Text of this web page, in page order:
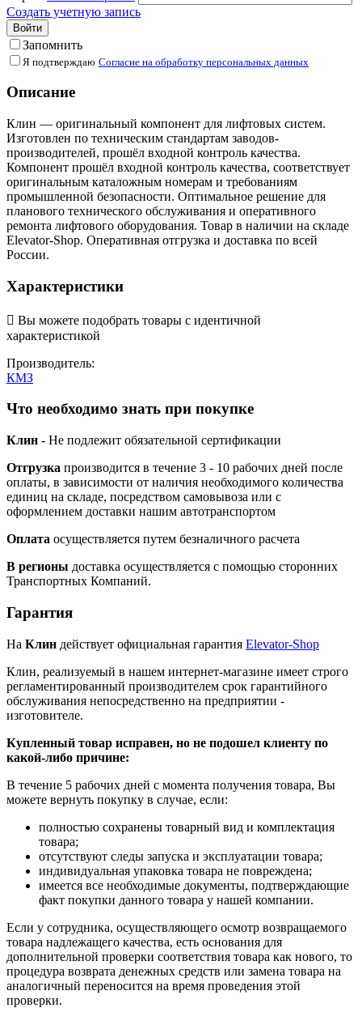
Создать учетную запись
Войти
Запомнить
Я подтверждаю Согласие на обработку персональных данных
Описание
Клин — оригинальный компонент для лифтовых систем.
Изготовлен по техническим стандартам заводов-
производителей, прошёл входной контроль качества.
Компонент прошёл входной контроль качества, соответствует
оригинальным каталожным номерам и требованиям
промышленной безопасности. Оптимальное решение для
планового технического обслуживания и оперативного
ремонта лифтового оборудования. Товар в наличии на складе
Elevator-Shop. Оперативная отгрузка и доставка по всей
России.
Характеристики
 Вы можете подобрать товары с идентичной
характеристикой
Производитель:
КМЗ
Что необходимо знать при покупке
Клин - Не подлежит обязательной сертификации
Отгрузка производится в течение 3 - 10 рабочих дней после
оплаты, в зависимости от наличия необходимого количества
единиц на складе, посредством самовывоза или с
оформлением доставки нашим автотранспортом
Оплата осуществляется путем безналичного расчета
В регионы доставка осуществляется с помощью сторонних
Транспортных Компаний.
Гарантия
На Клин действует официальная гарантия Elevator-Shop
Клин, реализуемый в нашем интернет-магазине имеет строго
регламентированный производителем срок гарантийного
обслуживания непосредственно на предприятии -
изготовителе.
Купленный товар исправен, но не подошел клиенту по
какой-либо причине:
В течение 5 рабочих дней с момента получения товара, Вы
можете вернуть покупку в случае, если:
полностью сохранены товарный вид и комплектация
товара;
отсутствуют следы запуска и эксплуатации товара;
индивидуальная упаковка товара не повреждена;
имеется все необходимые документы, подтверждающие
факт покупки данного товара у нашей компании.
Если у сотрудника, осуществляющего осмотр возвращаемого
товара надлежащего качества, есть основания для
дополнительной проверки соответствия товара как нового, то
процедура возврата денежных средств или замена товара на
аналогичный переносится на время проведения этой
проверки.